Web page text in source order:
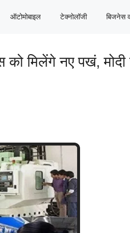
ऑटोमोबाइल टेक्नोलॉजी बिजनेस
मिलेंगे नए पखं, मोदी